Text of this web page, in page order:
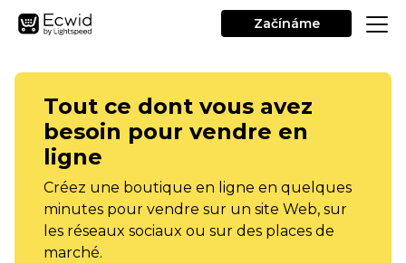
Začínáme
Tout ce dont vous avez
besoin pour vendre en
ligne
Créez une boutique en ligne en quelques
minutes pour vendre sur un site Web, sur
les réseaux sociaux ou sur des places de
marché.